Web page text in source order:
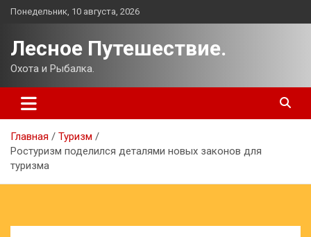
Перейти
Понедельник, 10 августа, 2026
Лесное Путешествие.
Охота и Рыбалка.
Главная
Туризм
Ростуризм поделился деталями новых законов для
туризма